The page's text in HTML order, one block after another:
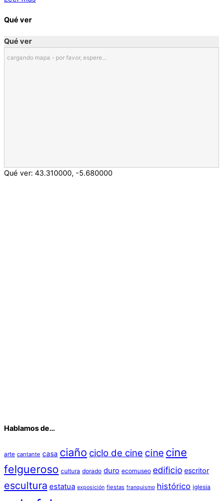
Qué ver
Qué ver
cargando mapa - por favor, espere...
Qué ver: 43.310000, -5.680000
Hablamos de…
arte cantante casa ciaño ciclo de cine cine cine
felgueroso cultura dorado duro ecomuseo edificio escritor
escultura estatua exposición fiestas franquismo histórico iglesia